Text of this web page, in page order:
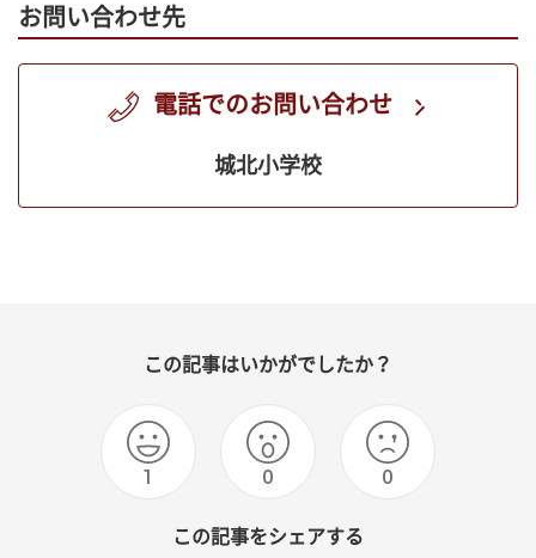
お問い合わせ先
電話でのお問い合わせ
城北小学校
この記事はいかがでしたか？
1 0 0
この記事をシェアする